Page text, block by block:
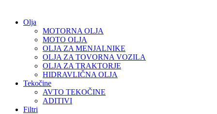
Olja
MOTORNA OLJA
MOTO OLJA
OLJA ZA MENJALNIKE
OLJA ZA TOVORNA VOZILA
OLJA ZA TRAKTORJE
HIDRAVLIČNA OLJA
Tekočine
AVTO TEKOČINE
ADITIVI
Filtri